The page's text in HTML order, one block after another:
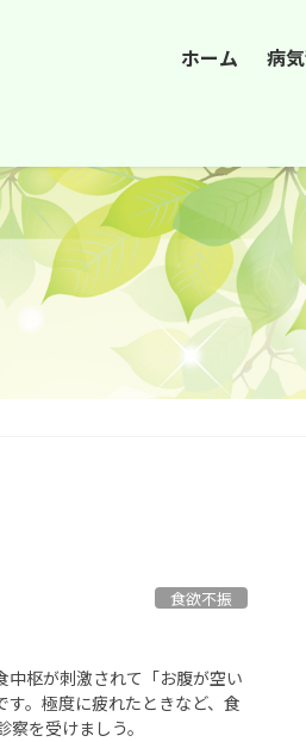
ホーム 病
食欲不振
枢が刺激されて「お腹が空い
。極度に疲れたときなど、食
を受けましう。